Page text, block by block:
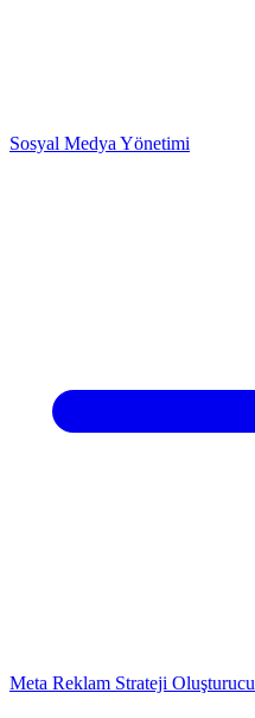
Sosyal Medya Yönetimi
Meta Reklam Strateji Oluşturucu